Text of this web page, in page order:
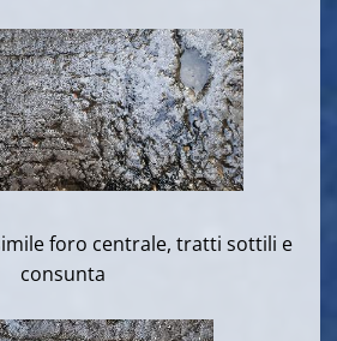
foro centrale, tratti sottili e
consunta